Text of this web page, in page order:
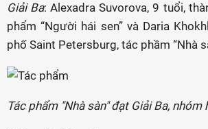
Giải Ba: Alexadra Suvorova, 9 tuổi,
phẩm “Người hái sen” và Daria
phố Saint Petersburg, tác phầm “Nhà
Tác phẩm "Nhà sàn" đạt Giải Ba,